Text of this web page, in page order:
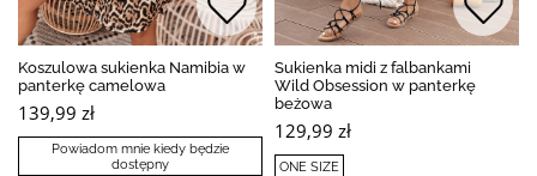
Koszulowa sukienka Namibia w
panterkę camelowa
139,99 zł
Powiadom mnie kiedy będzie
dostępny
Sukienka midi z falbankami
Wild Obsession w panterkę
beżowa
129,99 zł
ONE SIZE